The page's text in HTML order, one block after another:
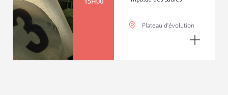
Plateau d’évolution